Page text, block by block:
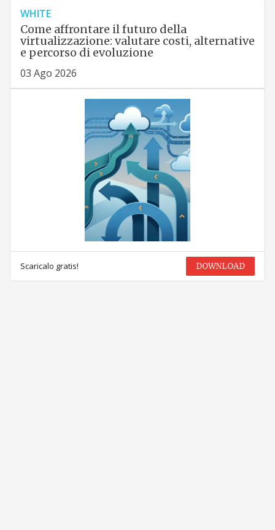
WHITE
Come affrontare il futuro della
virtualizzazione: valutare costi, alternative
e percorso di evoluzione
03 Ago 2026
Scaricalo gratis! DOWNLOAD